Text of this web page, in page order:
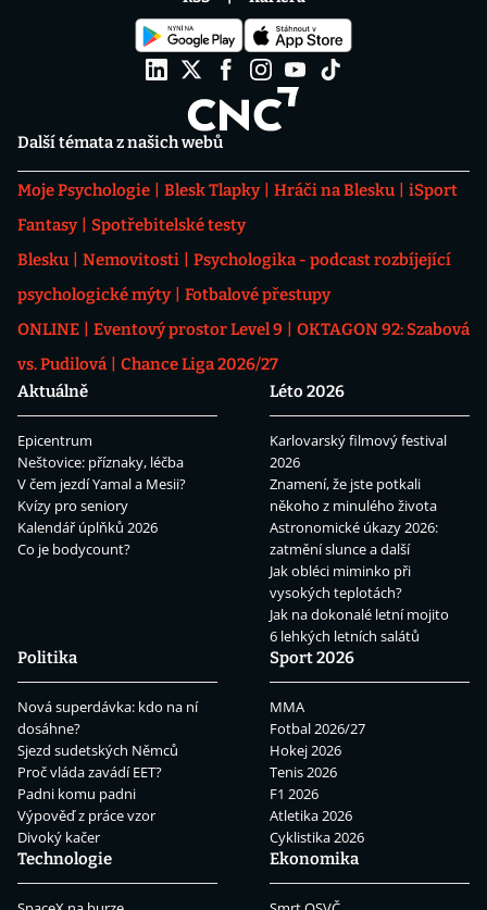
Další témata z našich webů
Moje Psychologie Blesk Tlapky Hráči na Blesku
iSport
Fantasy
Spotřebitelské testy
Blesku
Nemovitosti
Psychologika - podcast rozbíjející
psychologické mýty
Fotbalové přestupy
ONLINE
Eventový prostor Level 9
OKTAGON 92: Szabová
vs. Pudilová
Chance Liga 2026/27
Aktuálně
Epicentrum
Neštovice: příznaky, léčba
V čem jezdí Yamal a Mesii?
Kvízy pro seniory
Kalendář úplňků 2026
Co je bodycount?
Léto 2026
Karlovarský filmový festival
2026
Znamení, že jste potkali
někoho z minulého života
Astronomické úkazy 2026:
zatmění slunce a další
Jak obléci miminko při
vysokých teplotách?
Jak na dokonalé letní mojito
6 lehkých letních salátů
Politika
Nová superdávka: kdo na ní
dosáhne?
Sjezd sudetských Němců
Proč vláda zavádí EET?
Padni komu padni
Výpověď z práce vzor
Divoký kačer
Sport 2026
MMA
Fotbal 2026/27
Hokej 2026
Tenis 2026
F1 2026
Atletika 2026
Cyklistika 2026
Technologie
Ekonomika